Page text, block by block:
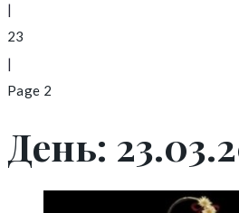
|
23
|
Page 2
День: